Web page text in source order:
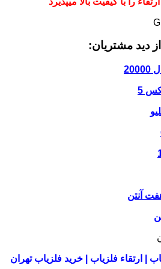
دید مشتریان:
| ارتقاء فلزیاب | خرید فلزیاب تهران